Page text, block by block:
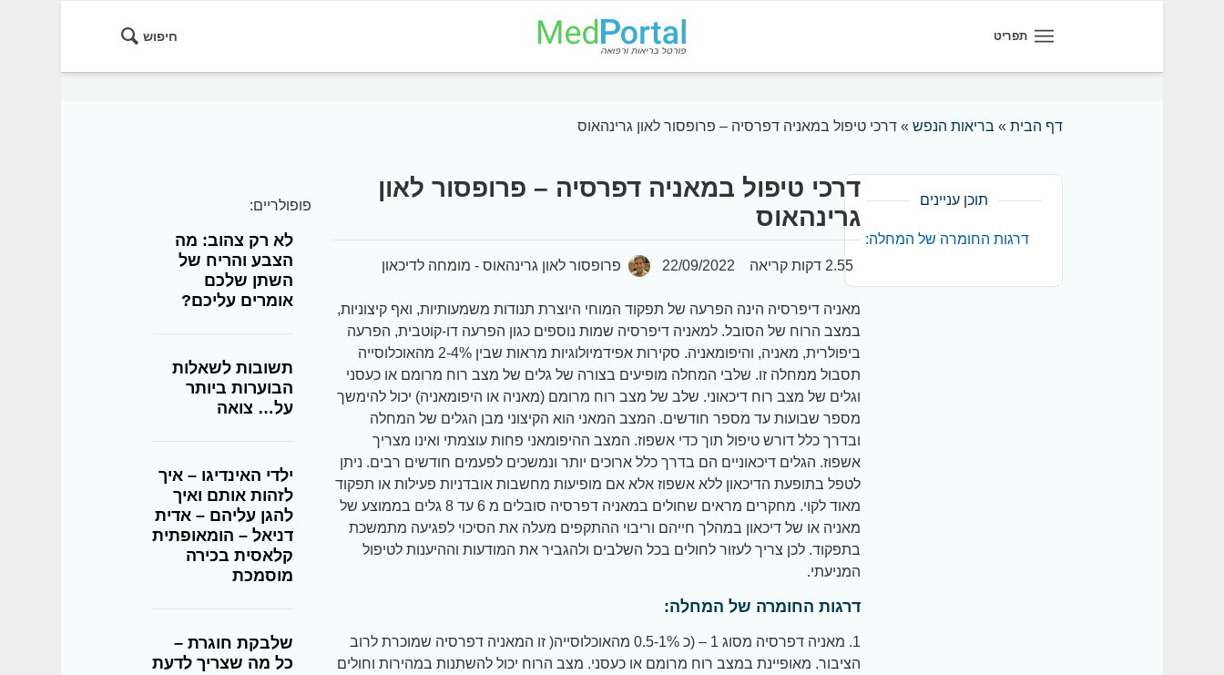
חיפוש תפריט
דף הבית» בריאות הנפש» דרכי טיפול במאניה דפרסיה – פרופסור לאון גרינהאוס
תוכן עניינים
דרגות החומרה של המחלה:
דרכי טיפול במאניה דפרסיה – פרופסור לאון
גרינהאוס
2.55 דקות קריאה 22/09/2022 פרופסור לאון גרינהאוס - מומחה לדיכאון
מאניה דיפרסיה הינה הפרעה של תפקוד המוחי היוצרת תנודות משמעותיות, ואף קיצוניות,
במצב הרוח של הסובל. למאניה דיפרסיה שמות נוספים כגון הפרעה דו-קוטבית, הפרעה
ביפולרית, מאניה, והיפומאניה. סקירות אפידמיולוגיות מראות שבין 2-4% מהאוכלוסייה
תסבול ממחלה זו. שלבי המחלה מופיעים בצורה של גלים של מצב רוח מרומם או כעסני
וגלים של מצב רוח דיכאוני. שלב של מצב רוח מרומם (מאניה או היפומאניה) יכול להימשך
מספר שבועות עד מספר חודשים. המצב המאני הוא הקיצוני מבן הגלים של המחלה
ובדרך כלל דורש טיפול תוך כדי אשפוז. המצב ההיפומאני פחות עוצמתי ואינו מצריך
אשפוז. הגלים דיכאוניים הם בדרך כלל ארוכים יותר ונמשכים לפעמים חודשים רבים. ניתן
לטפל בתופעת הדיכאון ללא אשפוז אלא אם מופיעות מחשבות אובדניות פעילות או תפקוד
מאוד לקוי. מחקרים מראים שחולים במאניה דפרסיה סובלים מ 6 עד 8 גלים בממוצע של
מאניה או של דיכאון במהלך חייהם וריבוי ההתקפים מעלה את הסיכוי לפגיעה מתמשכת
בתפקוד. לכן צריך לעזור לחולים בכל השלבים ולהגביר את המודעות וההיענות לטיפול
המניעתי.
דרגות החומרה של המחלה:
1. מאניה דפרסיה מסוג 1 – (כ 0.5-1% מהאוכלוסייה( זו המאניה דפרסיה שמוכרת לרוב
הציבור. מאופיינת במצב רוח מרומם או כעסני. מצב הרוח יכול להשתנות במהירות וחולים
פופולריים:
לא רק צהוב: מה
הצבע והריח של
השתן שלכם
אומרים עליכם?
תשובות לשאלות
הבוערות ביותר
על… צואה
ילדי האינדיגו – איך
לזהות אותם ואיך
להגן עליהם – אדית
דניאל – הומאופתית
קלאסית בכירה
מוסמכת
שלבקת חוגרת –
כל מה שצריך לדעת